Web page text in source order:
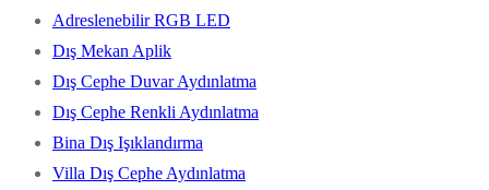
Adreslenebilir RGB LED
Dış Mekan Aplik
Dış Cephe Duvar Aydınlatma
Dış Cephe Renkli Aydınlatma
Bina Dış Işıklandırma
Villa Dış Cephe Aydınlatma